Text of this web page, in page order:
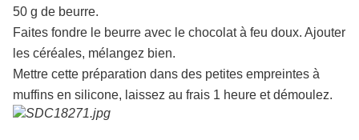
50 g de beurre.
Faites fondre le beurre avec le chocolat à feu doux. Ajouter
les céréales, mélangez bien.
Mettre cette préparation dans des petites empreintes à
muffins en silicone, laissez au frais 1 heure et démoulez.